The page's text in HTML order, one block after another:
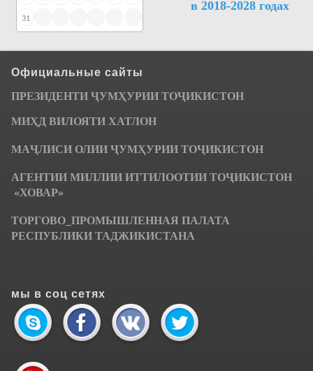
31
в 2018-2028 годах
Официальные сайты
ПРЕЗИДЕНТИ ҶУМҲУРИИ ТОҶИКИСТОН
МИҲД ВИЛОЯТИ ХАТЛОН
МАҶЛИСИ ОЛИИ ҶУМҲУРИИ ТОҶИКИСТОН
АГЕНТИИ МИЛЛИИ ИТТИЛООТИИ ТОҶИКИСТОН
«ХОВАР»
ТОРГОВО_ПРОМЫШЛЕННАЯ ПАЛАТА
РЕСПУБЛИКИ ТАДЖИКИСТАНА
мы в соц сетях